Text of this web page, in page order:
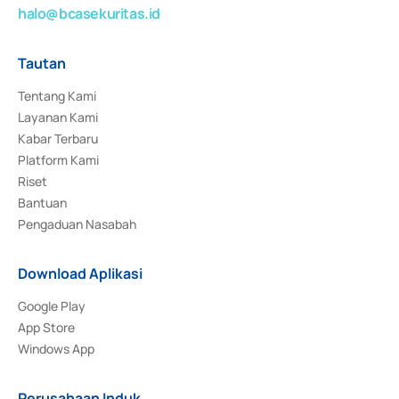
halo@bcasekuritas.id
Tautan
Tentang Kami
Layanan Kami
Kabar Terbaru
Platform Kami
Riset
Bantuan
Pengaduan Nasabah
Download Aplikasi
Google Play
App Store
Windows App